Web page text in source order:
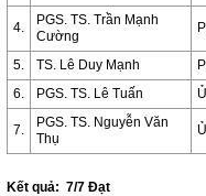
4.
PGS. TS. Trần Mạnh
Cường
5. TS. Lê Duy Mạnh
6.
PGS. TS. Lê Tuấn
7.
PGS. TS. Nguyễn Văn
Thụ
Kết quả: 7/7 Đạt